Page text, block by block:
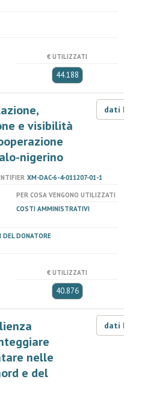
€ UTILIZZATI
44.188
e visibilità
nigerino
dati LOD
XM-DAC-6-4-011207-01-1
PER COSA VENGONO UTILIZZATI
COSTI AMMINISTRATIVI
DONATORE
€ UTILIZZATI
40.876
nelle
e del
dati LOD